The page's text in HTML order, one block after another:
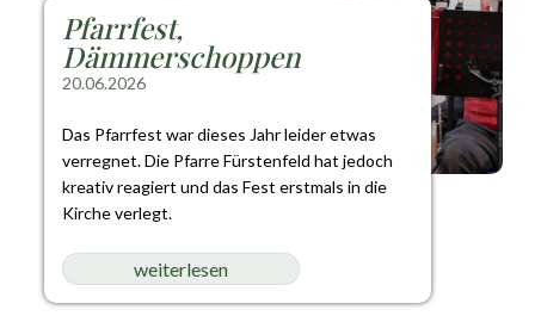
Pfarrfest,
Dämmerschoppen
20.06.2026
Das Pfarrfest war dieses Jahr leider etwas
verregnet. Die Pfarre Fürstenfeld hat jedoch
kreativ reagiert und das Fest erstmals in die
Kirche verlegt.
weiterlesen